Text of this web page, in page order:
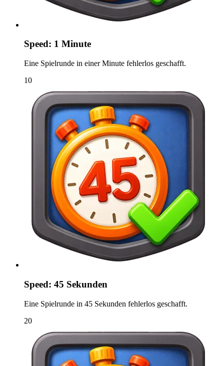
Speed: 1 Minute
Eine Spielrunde in einer Minute fehlerlos geschafft.
10
Speed: 45 Sekunden
Eine Spielrunde in 45 Sekunden fehlerlos geschafft.
20